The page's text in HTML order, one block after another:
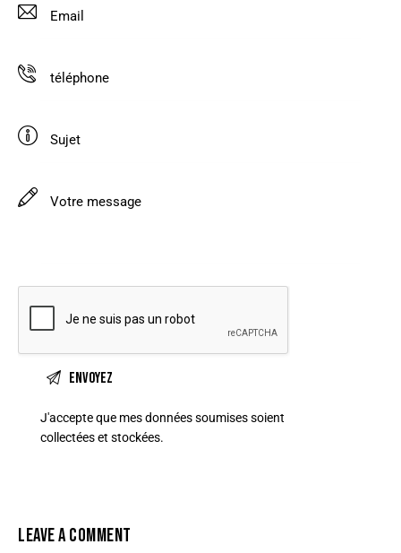
J'accepte que mes données soumises soient
collectées et stockées.
LEAVE A COMMENT